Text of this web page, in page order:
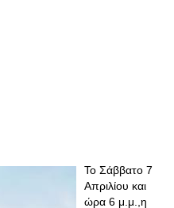
Το Σάββατο 7
Απριλίου και
ώρα 6 μ.μ.,η